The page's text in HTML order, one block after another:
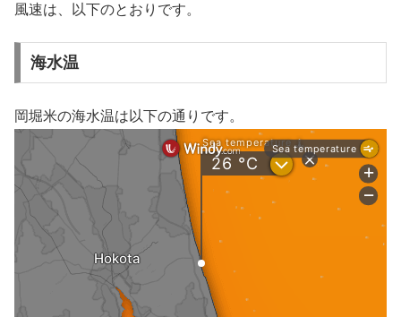
風速は、以下のとおりです。
海水温
岡堀米の海水温は以下の通りです。